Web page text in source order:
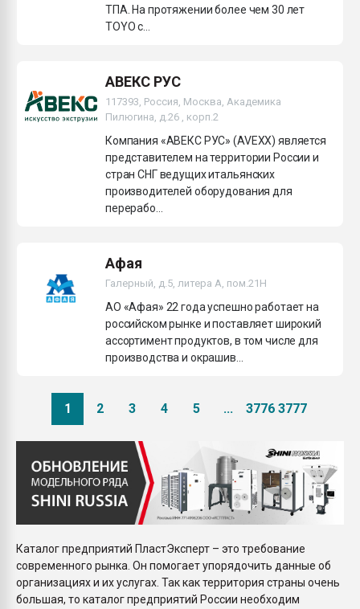
ТПА. На протяжении более чем 30 лет
TOYO с...
АВЕКС РУС
117393, Россия, Москва, Академика
Пилюгина, д.26 , корп.2
Компания «АВЕКС РУС» (AVEXX) является
представителем на территории России и
стран СНГ ведущих итальянских
производителей оборудования для
перерабо...
Афая
Галерный, д.5, литера А, пом.21H
АО «Афая» 22 года успешно работает на
российском рынке и поставляет широкий
ассортимент продуктов, в том числе для
производства и окрашив...
1 2 3 4 5 ... 3776 3777
Каталог предприятий ПластЭксперт – это требование
современного рынка. Он помогает упорядочить данные об
организациях и их услугах. Так как территория страны очень
большая, то каталог предприятий России необходим